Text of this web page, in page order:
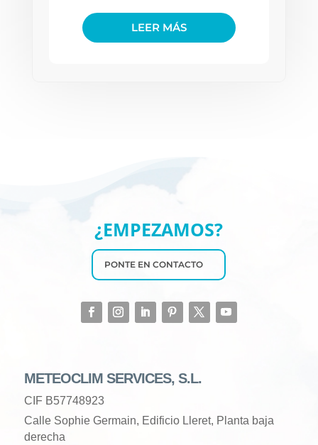
LEER MÁS
¿EMPEZAMOS?
PONTE EN CONTACTO
METEOCLIM SERVICES, S.L.
CIF B57748923
Calle Sophie Germain, Edificio Lleret, Planta baja
derecha